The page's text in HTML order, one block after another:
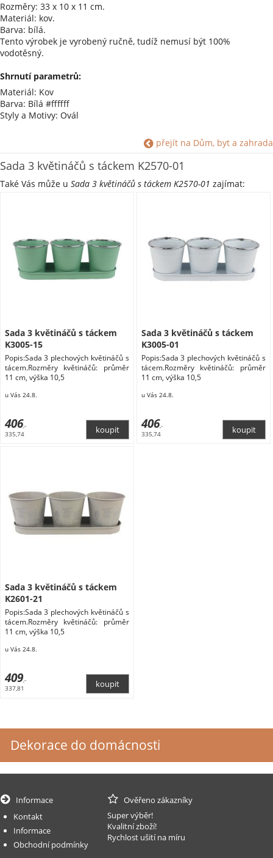
Rozměry: 33 x 10 x 11 cm.
Materiál: kov.
Barva: bílá.
Tento výrobek je vyrobený ručně, tudíž nemusí být 100%
vodotěsný.
Shrnutí parametrů:
Materiál: Kov
Barva: Bílá #ffffff
Styly a Motivy: Ovál
přejít na Dům, byt a zahrada
Sada 3 květináčů s táckem K2570-01
Také Vás může u Sada 3 květináčů s táckem K2570-01 zajímat:
Sada 3 květináčů s táckem
K3005-15
Popis:Sada 3 plechových květináčů s
tácem.Rozměry květináčů: průměr
11 cm, výška 10,5
u Vás 24.8.
406,-
335,74
Sada 3 květináčů s táckem
K3005-01
Popis:Sada 3 plechových květináčů s
tácem.Rozměry květináčů: průměr
11 cm, výška 10,5
u Vás 24.8.
406,-
335,74
Sada 3 květináčů s táckem
K2601-21
Popis:Sada 3 plechových květináčů s
tácem.Rozměry květináčů: průměr
11 cm, výška 10,5
u Vás 24.8.
409,-
337,81
Dekorace do domácnosti
Informace
Kontakt
Informace
Obchodní podmínky
Ověřeno zákazníky
Super výběr!
Kvalitní zboží!
Rychlost ušití na míru